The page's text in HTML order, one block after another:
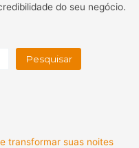
do seu negócio.
Pesquisar
transformar suas noites